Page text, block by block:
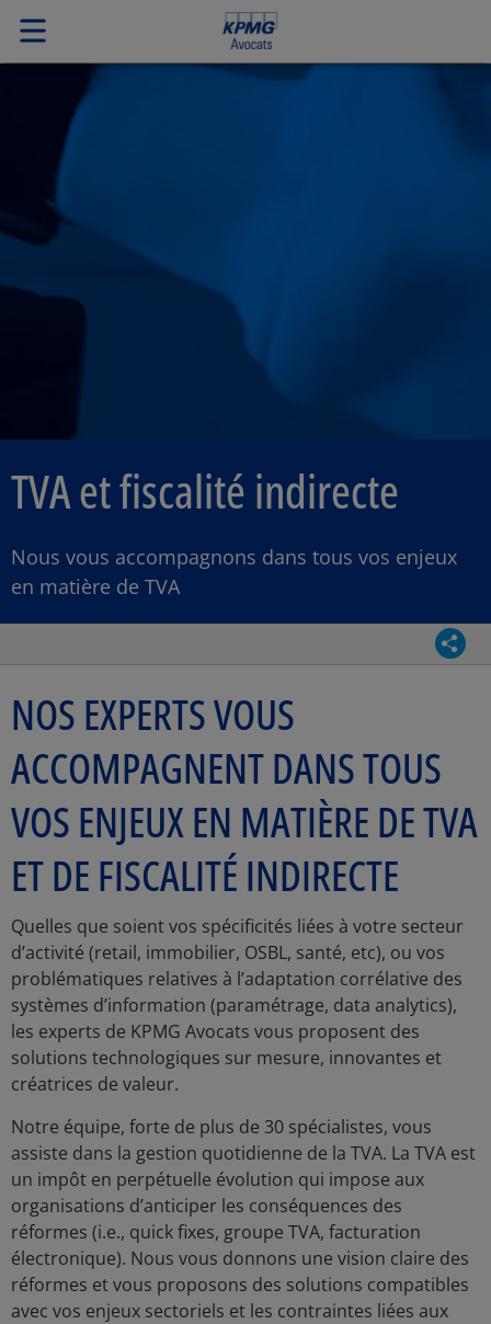
TVA et fiscalité indirecte
Nous vous accompagnons dans tous vos enjeux
en matière de TVA
NOS EXPERTS VOUS
ACCOMPAGNENT DANS TOUS
VOS ENJEUX EN MATIÈRE DE TVA
ET DE FISCALITÉ INDIRECTE
Quelles que soient vos spécificités liées à votre secteur
d’activité (retail, immobilier, OSBL, santé, etc), ou vos
problématiques relatives à l’adaptation corrélative des
systèmes d’information (paramétrage, data analytics),
les experts de KPMG Avocats vous proposent des
solutions technologiques sur mesure, innovantes et
créatrices de valeur.​
Notre équipe, forte de plus de 30 spécialistes, vous
assiste dans la gestion quotidienne de la TVA. La TVA est
un impôt en perpétuelle évolution qui impose aux
organisations d’anticiper les conséquences des
réformes (i.e., quick fixes, groupe TVA, facturation
électronique). Nous vous donnons une vision claire des
réformes et vous proposons des solutions compatibles
avec vos enjeux sectoriels et les contraintes liées aux